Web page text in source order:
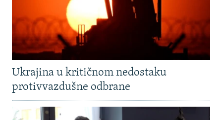
Ukrajina u kritičnom nedostaku
protivvazdušne odbrane